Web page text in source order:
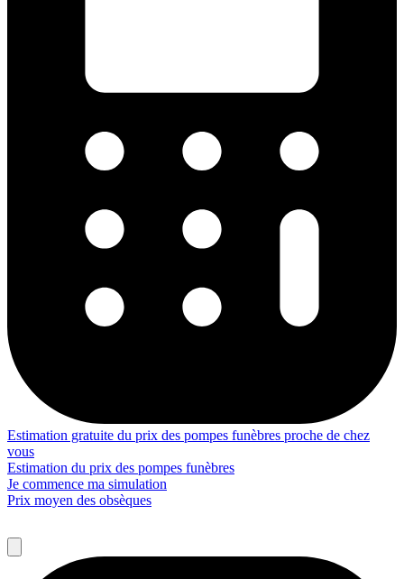
Estimation gratuite du prix des pompes funèbres proche de chez
vous
Estimation du prix des pompes funèbres
Je commence ma simulation
Prix moyen des obsèques